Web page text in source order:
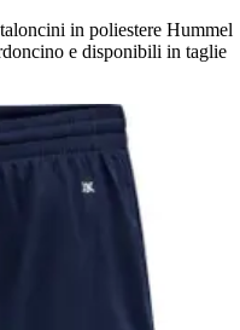
in poliestere Hummel
e disponibili in taglie